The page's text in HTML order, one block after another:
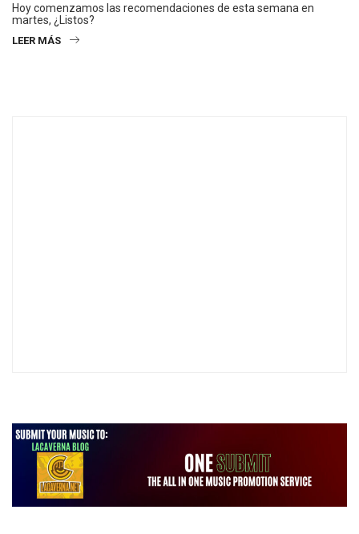
Hoy comenzamos las recomendaciones de esta semana en
martes, ¿Listos?
LEER MÁS